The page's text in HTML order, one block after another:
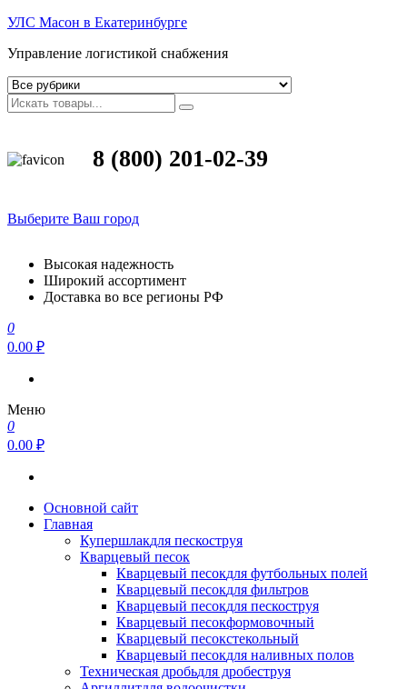
УЛС Масон в Екатеринбурге
Управление логистикой снабжения
8 (800) 201-02-39
Выберите Ваш город
Высокая надежность
Широкий ассортимент
Доставка во все регионы РФ
0
0.00 ₽
Меню
0
0.00 ₽
Основной сайт
Главная
Купершлакдля пескоструя
Кварцевый песок
Кварцевый песокдля футбольных полей
Кварцевый песокдля фильтров
Кварцевый песокдля пескоструя
Кварцевый песокформовочный
Кварцевый песокстекольный
Кварцевый песокдля наливных полов
Техническая дробьдля дробеструя